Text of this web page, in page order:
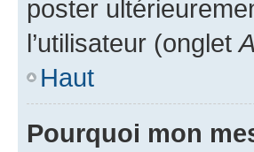
poster
l’utilisateur (onglet
Haut
Pourquoi mon